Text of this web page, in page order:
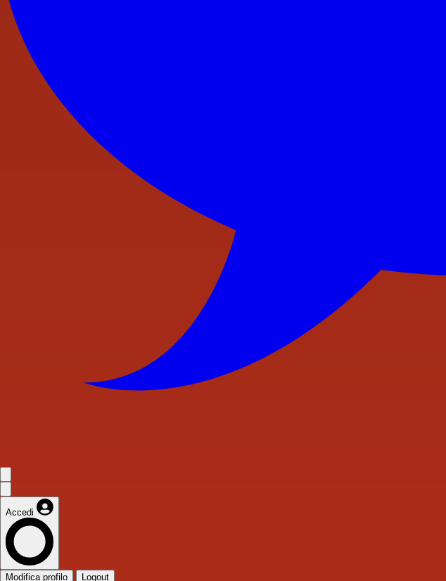
Accedi
Modifica profilo Logout